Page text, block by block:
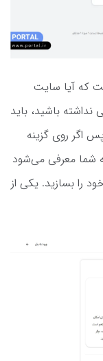
که آیا سایت
باشید، باید
اگر روی گزینه
شما معرفی می‌شود
را بسازید. یکی از